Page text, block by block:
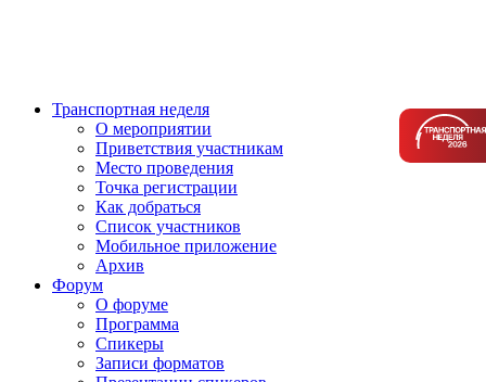
Транспортная неделя
О мероприятии
Приветствия участникам
Место проведения
Точка регистрации
Как добраться
Список участников
Мобильное приложение
Архив
Форум
О форуме
Программа
Спикеры
Записи форматов